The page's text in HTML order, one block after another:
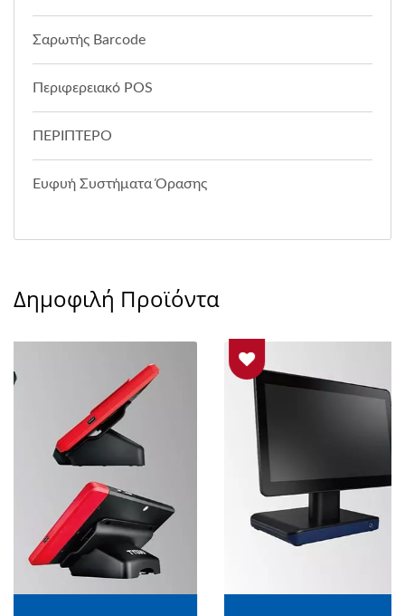
Σαρωτής Barcode
Περιφερειακό POS
ΠΕΡΙΠΤΕΡΟ
Ευφυή Συστήματα Όρασης
Δημοφιλή Προϊόντα